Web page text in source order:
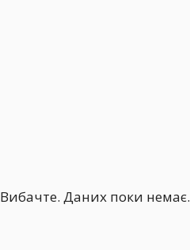
Вибачте. Даних поки немає.